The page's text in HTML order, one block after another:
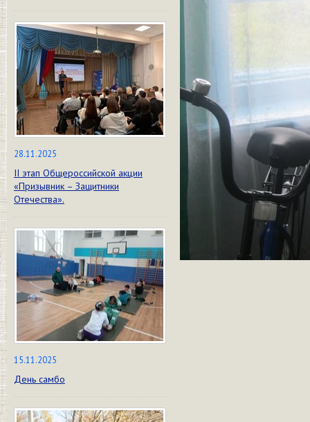
28.11.2025
II этап Общероссийской акции
«Призывник – Защитники
Отечества».
15.11.2025
День самбо